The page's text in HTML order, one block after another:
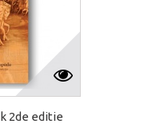
2de editie